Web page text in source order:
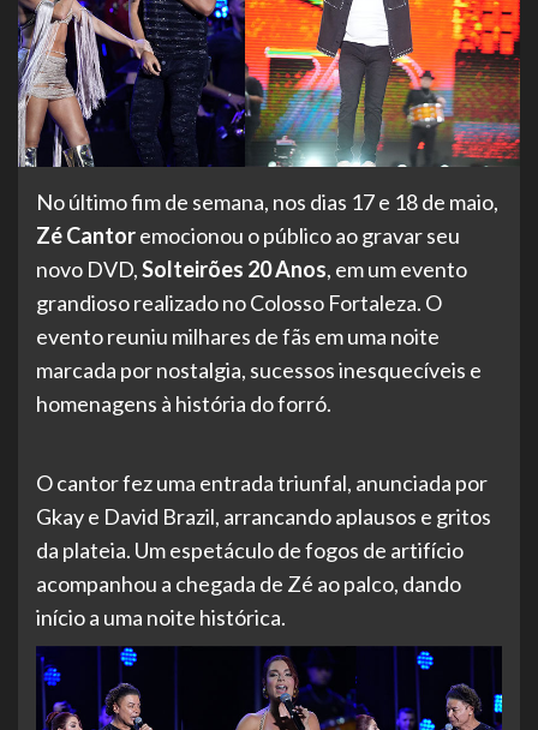
No último fim de semana, nos dias 17 e 18 de maio,
Zé Cantoremocionou o público ao gravar seu
novo DVD,Solteirões 20 Anos, em um evento
grandioso realizado no Colosso Fortaleza. O
evento reuniu milhares de fãs em uma noite
marcada por nostalgia, sucessos inesquecíveis e
homenagens à história do forró.
O cantor fez uma entrada triunfal, anunciada por
Gkay e David Brazil, arrancando aplausos e gritos
da plateia. Um espetáculo de fogos de artifício
acompanhou a chegada de Zé ao palco, dando
início a uma noite histórica.